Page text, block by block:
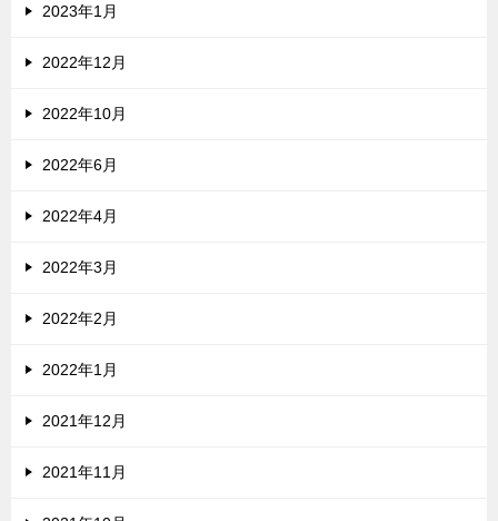
2023年1月
2022年12月
2022年10月
2022年6月
2022年4月
2022年3月
2022年2月
2022年1月
2021年12月
2021年11月